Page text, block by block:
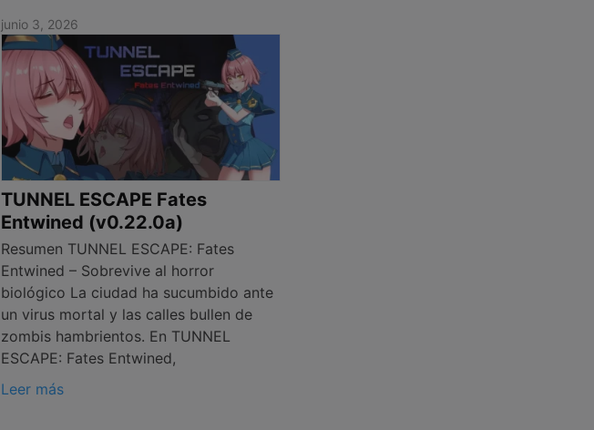
junio 3, 2026
TUNNEL ESCAPE Fates
Entwined (v0.22.0a)
Resumen TUNNEL ESCAPE: Fates
Entwined – Sobrevive al horror
biológico La ciudad ha sucumbido ante
un virus mortal y las calles bullen de
zombis hambrientos. En TUNNEL
ESCAPE: Fates Entwined,
Leer más